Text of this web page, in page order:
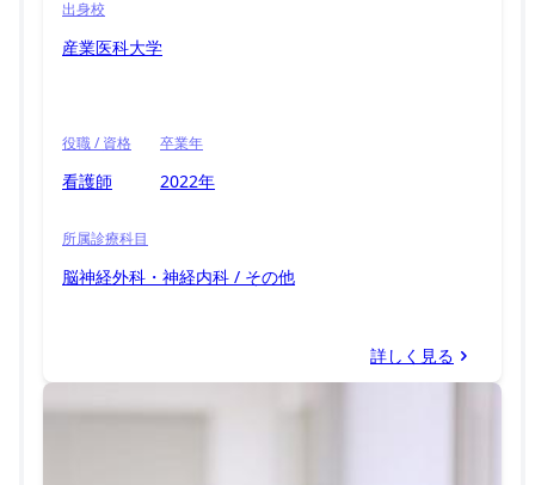
出身校
産業医科大学
役職 / 資格
看護師
卒業年
2022年
所属診療科目
脳神経外科・神経内科 / その他
詳しく見る